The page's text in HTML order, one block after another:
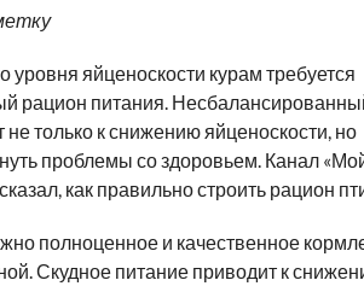
уровня яйценоскости курам требуется
рацион питания.
не только к снижению яйценоскости, но
проблемы со здоровьем. Канал
как правильно строить рацион
полноценное и качественное
Скудное питание приводит к